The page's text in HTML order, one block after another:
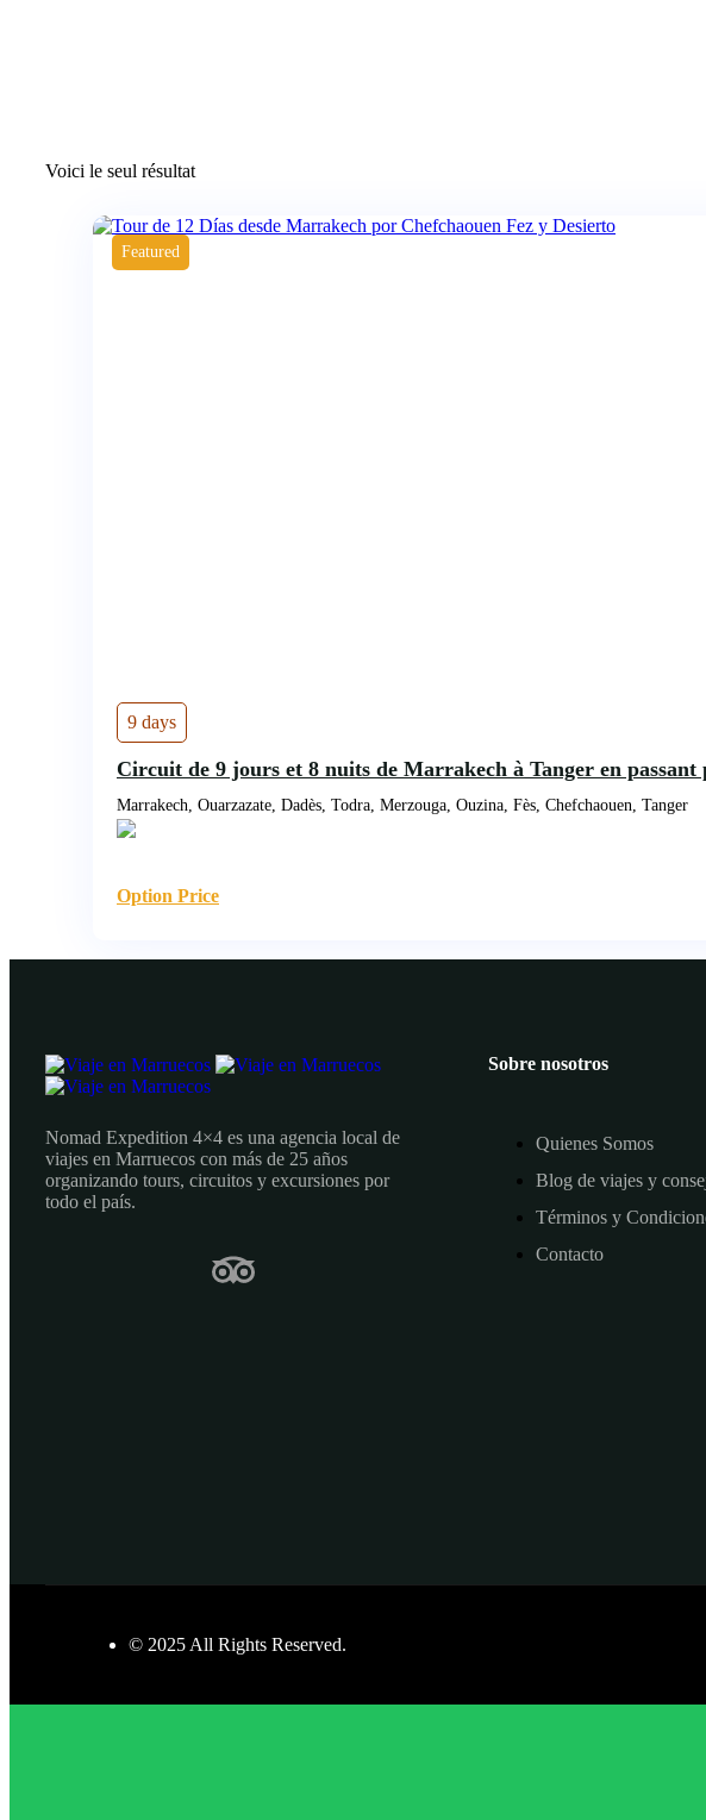
Voici le seul résultat
Featured
9 days
Circuit de 9 jours et 8 nuits de Marrakech à Tanger en
Marrakech, Ouarzazate, Dadès, Todra, Merzouga, Ouzina, Fès, Chefchaouen, Tanger
Option Price
Nomad Expedition 4×4 es una agencia local de
viajes en Marruecos con más de 25 años
organizando tours, circuitos y excursiones por
todo el país.
Sobre nosotros
Quienes Somos
Blog de viajes y
Términos y
Contacto
© 2025 All Rights Reserved.